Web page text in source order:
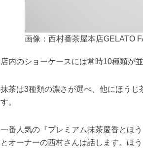
画像：西村番茶屋本店GELATO
店内のショーケースには常時10種類が並
抹茶は3種類の濃さが選べ、他にほう
す。
一番人気の『プレミアム抹茶慶香とほ
とオーナーの西村さんは話します。ほ